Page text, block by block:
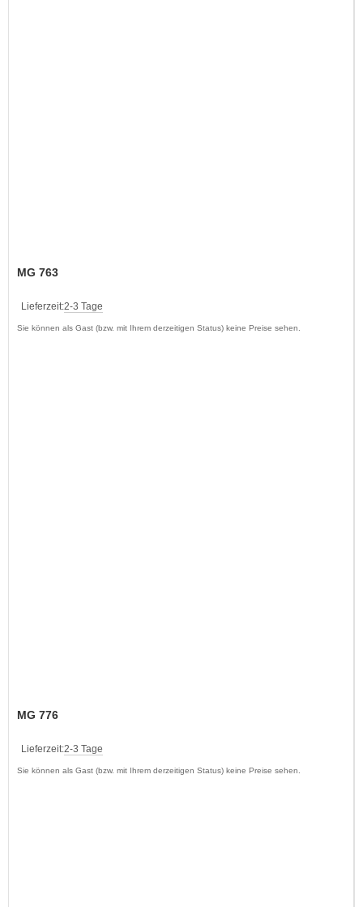
MG 763
Lieferzeit:2-3 Tage
Sie können als Gast (bzw. mit Ihrem derzeitigen Status) keine Preise sehen.
MG 776
Lieferzeit:2-3 Tage
Sie können als Gast (bzw. mit Ihrem derzeitigen Status) keine Preise sehen.